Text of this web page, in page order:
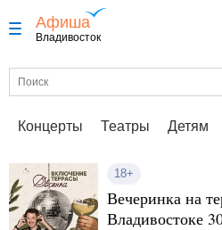
Афиша
Владивосток
Концерты Театры Детям
18+
Вечеринка на
Владивостоке